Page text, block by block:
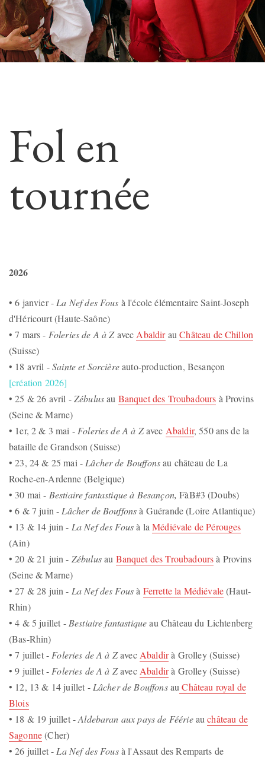
Fol en
tournée
2026
• 6 janvier - La Nef des Fous à l'école élémentaire Saint-Joseph
d'Héricourt (Haute-Saône)
• 7 mars - Foleries de A à Zavec AbaldirauChâteau de Chillon
(Suisse)
• 18 avril -Sainte et Sorcièreauto-production, Besançon
[création 2026]
• 25 & 26 avril -Zébulusau Banquet des Troubadours à Provins
(Seine & Marne)
• 1er, 2 & 3 mai - Foleries de A à Zavec Abaldir, 550 ans de la
bataille de Grandson (Suisse)
• 23, 24 & 25 mai - Lâcher de Bouffonsau château de La
Roche-en-Ardenne (Belgique)
• 30 mai - Bestiaire fantastique à Besançon,FàB#3 (Doubs)
• 6 & 7 juin - Lâcher de Bouffonsà Guérande (Loire Atlantique)
• 13 & 14 juin - La Nef des Fousà laMédiévale de Pérouges
(Ain)
• 20 & 21 juin - Zébulusau Banquet des Troubadoursà Provins
(Seine & Marne)
• 27 & 28 juin - La Nef des Fousà Ferrette la Médiévale(Haut-
Rhin)
• 4 & 5 juillet - Bestiaire fantastiqueau Château du Lichtenberg
(Bas-Rhin)
• 7 juillet - Foleries de A à Zavec Abaldirà Grolley (Suisse)
• 9 juillet - Foleries de A à Zavec Abaldirà Grolley (Suisse)
• 12, 13 & 14 juillet - Lâcher de Bouffonsau Château royal de
Blois
• 18 & 19 juillet -Aldebaran aux pays de Féérieauchâteau de
Sagonne(Cher)
• 26 juillet - La Nef des Fousà l'Assaut des Remparts de